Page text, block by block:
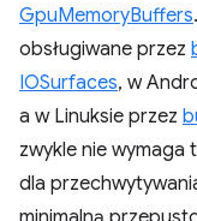
GpuMemoryBuffers
obsługiwane przez
IOSurfaces, w
a w Linuksie przez
zwykle nie
dla